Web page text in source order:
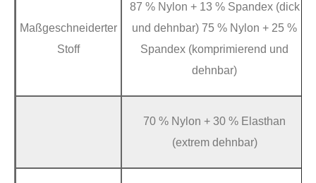
Maßgeschneiderter
Stoff
87 % Nylon + 13 % Spandex (dick
und dehnbar) 75 % Nylon + 25 %
Spandex (komprimierend und
dehnbar)
70 % Nylon + 30 % Elasthan
(extrem dehnbar)